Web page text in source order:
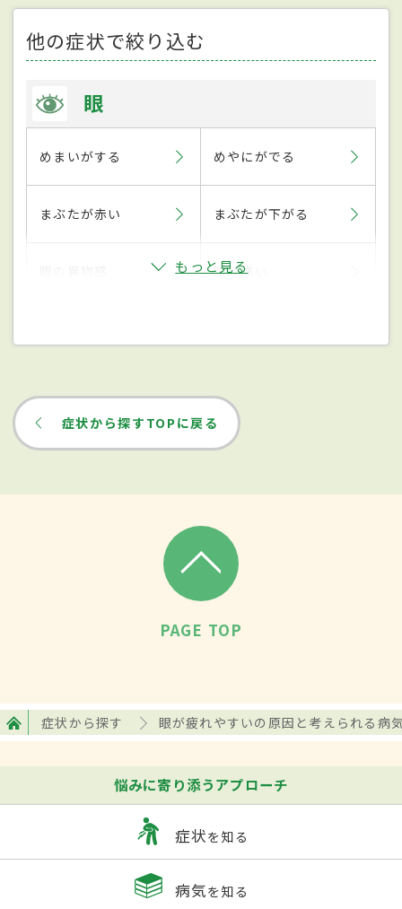
他の症状で絞り込む
眼
めまいがする めやにがでる
まぶたが赤い まぶたが下がる
眼が痛い
もっと見る
症状から探すTOPに戻る
PAGE TOP
症状から探す 眼が疲れやすいの原因と考えられる病
悩みに寄り添うアプローチ
症状を知る
病気を知る